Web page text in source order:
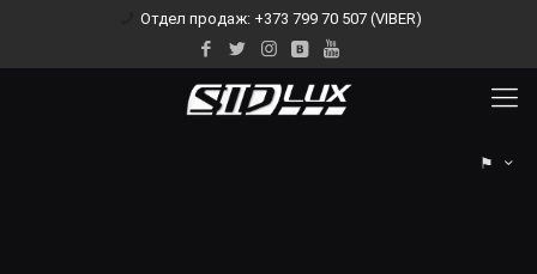
Отдел продаж: +373 799 70 507 (VIBER)
⚑